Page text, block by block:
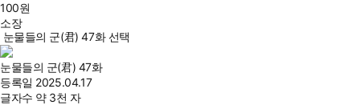
100원
소장
눈물들의 군(君) 47화 선택
눈물들의 군(君) 47화
등록일 2025.04.17
글자수 약 3천 자